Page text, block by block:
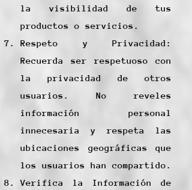
la visibilidad de tus
productos o servicios.
Respeto y Privacidad:
Recuerda ser respetuoso con
la privacidad de otros
usuarios. No reveles
información personal
innecesaria y respeta las
ubicaciones geográficas que
los usuarios han compartido.
Verifica la Información de